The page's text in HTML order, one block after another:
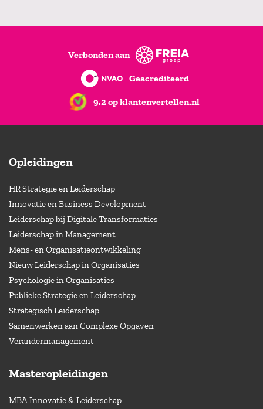
Verbonden aan
Geacrediteerd
9,2 op klantenvertellen.nl
Opleidingen
HR Strategie en Leiderschap
Innovatie en Business Development
Leiderschap bij Digitale Transformaties
Leiderschap in Management
Mens- en Organisatieontwikkeling
Nieuw Leiderschap in Organisaties
Psychologie in Organisaties
Publieke Strategie en Leiderschap
Strategisch Leiderschap
Samenwerken aan Complexe Opgaven
Verandermanagement
Masteropleidingen
MBA Innovatie & Leiderschap